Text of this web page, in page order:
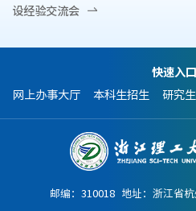
设经验交流会
快速入口
网上办事大厅
本科生招生 研究
邮编：310018 地址：浙江省